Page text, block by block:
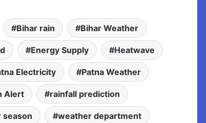
Bihar rain Bihar Weather
Energy Supply Heatwave
Electricity Patna Weather
Alert rainfall prediction
season weather department